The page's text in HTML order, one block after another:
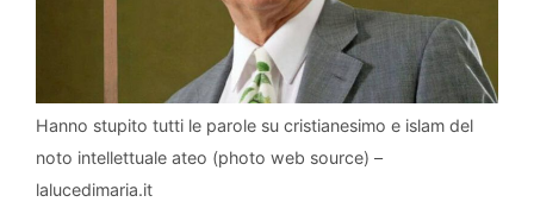
Hanno stupito tutti le parole su cristianesimo e islam del
noto intellettuale ateo (photo web source) –
lalucedimaria.it